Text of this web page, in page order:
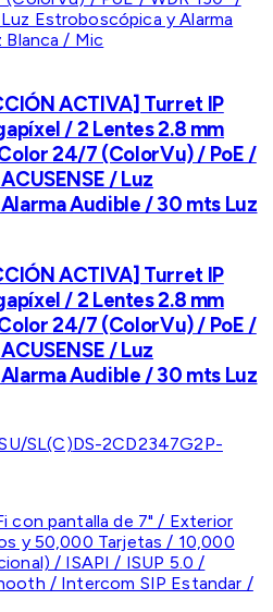
ACTIVA] Turret IP
/ 2 Lentes 2.8 mm
24/7 (ColorVu) / PoE /
/ Luz
Audible / 30 mts Luz
ACTIVA] Turret IP
/ 2 Lentes 2.8 mm
24/7 (ColorVu) / PoE /
/ Luz
Audible / 30 mts Luz
SL(C)DS-2CD2347G2P-